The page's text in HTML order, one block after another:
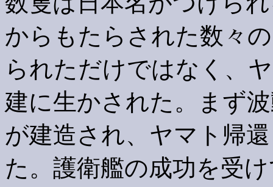
からもたらされた数々
られただけではなく、
建に生かされた。まず
が建造され、ヤマト帰
た。護衛艦の成功を受